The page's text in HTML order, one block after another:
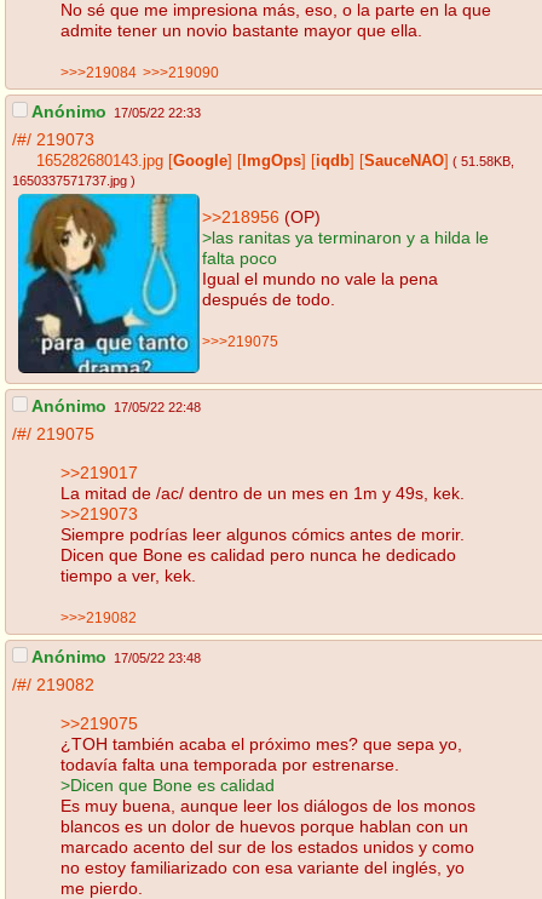
No sé que me impresiona más, eso, o la parte en la que
admite tener un novio bastante mayor que ella.
>>>219084 >>>219090
Anónimo 17/05/22 22:33
/#/ 219073
165282680143.jpg Google ImgOps iqdb SauceNAO ( 51.58KB
1650337571737.jpg )
>>218956 (OP)
>las ranitas ya terminaron y a hilda le
falta poco
Igual el mundo no vale la pena
después de todo.
>>>219075
Anónimo 17/05/22 22:48
/#/ 219075
>>219017
La mitad de /ac/ dentro de un mes en 1m y 49s, kek.
>>219073
Siempre podrías leer algunos cómics antes de morir.
Dicen que Bone es calidad pero nunca he dedicado
tiempo a ver, kek.
>>>219082
Anónimo 17/05/22 23:48
/#/ 219082
>>219075
¿TOH también acaba el próximo mes? que sepa yo,
todavía falta una temporada por estrenarse.
>Dicen que Bone es calidad
Es muy buena, aunque leer los diálogos de los monos
blancos es un dolor de huevos porque hablan con un
marcado acento del sur de los estados unidos y como
no estoy familiarizado con esa variante del inglés, yo
me pierdo.